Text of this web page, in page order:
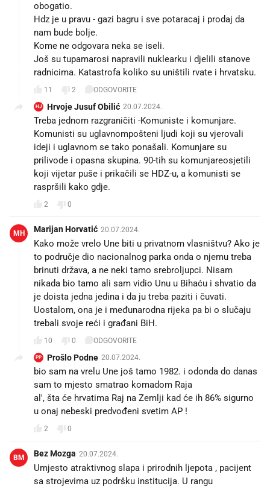
obogatio.
Hdz je u pravu - gazi bagru i sve potaracaj i prodaj da
nam bude bolje.
Kome ne odgovara neka se iseli.
Još su tupamarosi napravili nuklearku i djelili stanove
radnicima. Katastrofa koliko su uništili rvate i hrvatsku.
11 2 ODGOVORITE
HJ Hrvoje Jusuf Obilić 20.07.2024.
Treba jednom razgraničiti -Komuniste i komunjare.
Komunisti su uglavnompošteni ljudi koji su vjerovali
ideji i uglavnom se tako ponašali. Komunjare su
prilivode i opasna skupina. 90-tih su komunjareosjetili
koji vijetar puše i prikačili se HDZ-u, a komunisti se
raspršili kako gdje.
2 0
MH Marijan Horvatić 20.07.2024.
Kako može vrelo Une biti u privatnom vlasništvu? Ako je
to područje dio nacionalnog parka onda o njemu treba
brinuti država, a ne neki tamo srebroljupci. Nisam
nikada bio tamo ali sam vidio Unu u Bihaću i shvatio da
je doista jedna jedina i da ju treba paziti i čuvati.
Uostalom, ona je i međunarodna rijeka pa bi o slučaju
trebali svoje reći i građani BiH.
10 0 ODGOVORITE
PP Prošlo Podne 20.07.2024.
bio sam na vrelu Une još tamo 1982. i odonda do danas
sam to mjesto smatrao komadom Raja
al', šta će hrvatima Raj na Zemlji kad će ih 86% sigurno
u onaj nebeski predvođeni svetim AP !
2 0
BM Bez Mozga 20.07.2024.
Umjesto atraktivnog slapa i prirodnih ljepota , pacijent
sa strojevima uz podršku institucija. U rangu